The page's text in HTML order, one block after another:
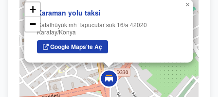
Karaman yolu taksi
Çatalhüyük mh Tapucular sok 16/a 42020
Karatay/Konya
Google Maps'te Aç
×
+
−